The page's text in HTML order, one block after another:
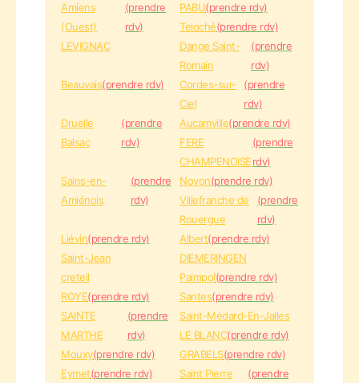
Amiens
(Ouest)
(prendre
rdv)
PABU(prendre rdv)
Teloché(prendre rdv)
LEVIGNAC
Dange Saint-
Romain
(prendre
rdv)
Beauvais(prendre rdv)
Cordes-sur-
Ciel
(prendre
rdv)
Druelle
Balsac
(prendre
rdv)
Aucamville(prendre rdv)
FERE
CHAMPENOISE
(prendre
rdv)
Sains-en-
Amiénois
(prendre
rdv)
Noyon(prendre rdv)
Villefranche de
Rouergue
(prendre
rdv)
Liévin(prendre rdv) Albert(prendre rdv)
Saint-Jean
DIEMERINGEN
creteil
Paimpol(prendre rdv)
ROYE(prendre rdv) Santes(prendre rdv)
SAINTE
MARTHE
(prendre
rdv)
Saint-Médard-En-Jalles
LE BLANC(prendre rdv)
Mouxy(prendre rdv) GRABELS(prendre rdv)
Eymet(prendre rdv)
Saint Pierre
(prendre